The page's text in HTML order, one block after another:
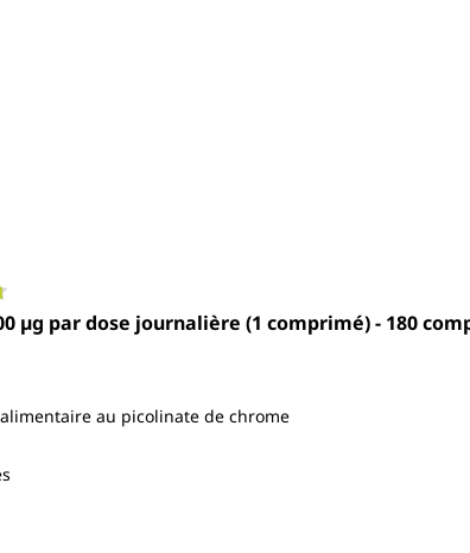
de 4.7 sur 5 étoiles
µg par dose journalière (1 comprimé) - 180
au picolinate de chrome